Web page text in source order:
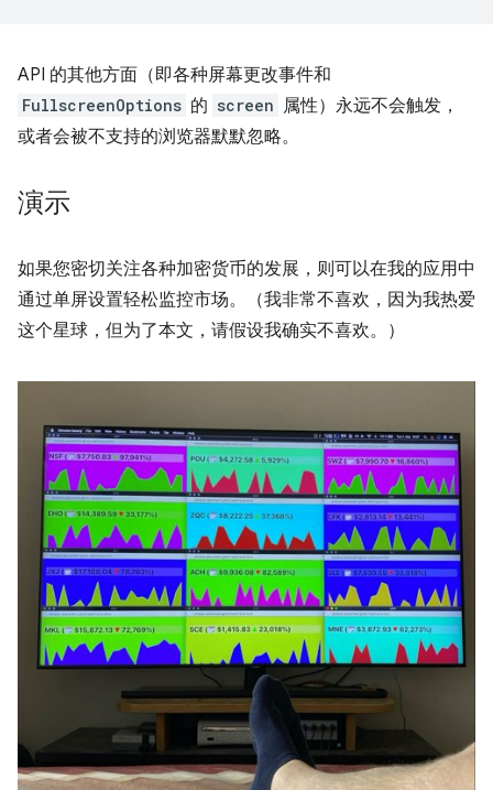
API 的其他方面（即各种屏幕更改事件和
FullscreenOptions 的 screen 属性）永远不会触发，
或者会被不支持的浏览器默默忽略。
演示
如果您密切关注各种加密货币的发展，则可以在我的应用中
通过单屏设置轻松监控市场。（我非常不喜欢，因为我热爱
这个星球，但为了本文，请假设我确实不喜欢。）